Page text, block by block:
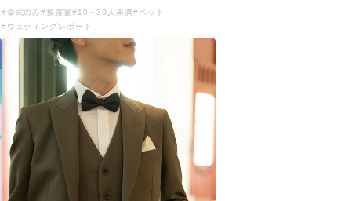
#挙式のみ#披露宴#10～30人未満 #ペット
#ウェディングレポート